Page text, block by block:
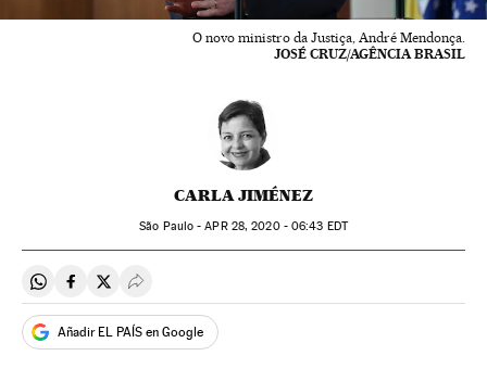
O novo ministro da Justiça, André Mendonça.
JOSÉ CRUZ/AGÊNCIA BRASIL
CARLA JIMÉNEZ
São Paulo -APR28, 2020 - 06:43 EDT
Compartir en Whatsapp
Compartir en Facebook
Compartir en Twitter
Desplegar Redes Sociales
Añadir EL PAÍS en Google